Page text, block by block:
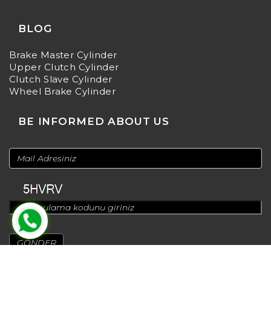
BLOG
Brake Master Cylinder
Upper Clutch Cylinder
Clutch Slave Cylinder
Wheel Brake Cylinder
BE INFORMED ABOUT US